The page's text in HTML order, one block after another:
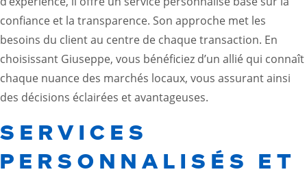
confiance et la transparence. Son approche met les
besoins du client au centre de chaque transaction. En
choisissant Giuseppe, vous bénéficiez d’un allié qui connaît
chaque nuance des marchés locaux, vous assurant ainsi
des décisions éclairées et avantageuses.
SERVICES
PERSONNALISÉS ET